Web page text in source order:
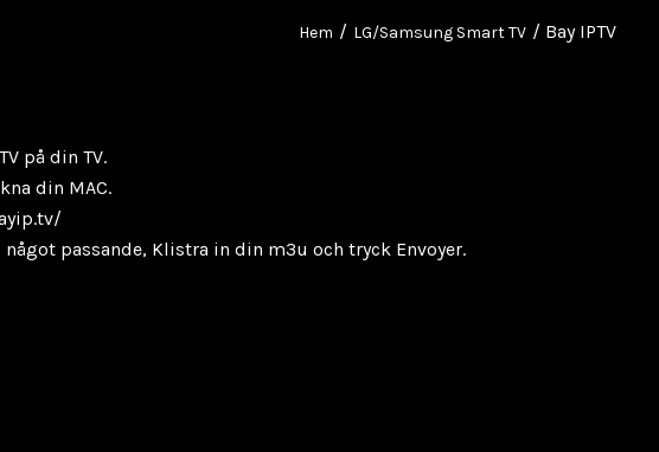
Hem / LG/Samsung Smart TV / Bay IPTV
på din TV.
din MAC.
passande, Klistra in din m3u och tryck Envoyer.